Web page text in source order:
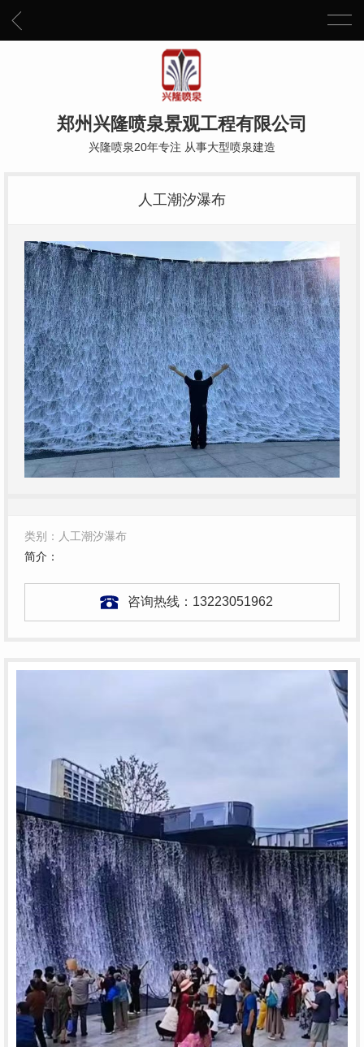
郑州兴隆喷泉景观工程有限公司
兴隆喷泉20年专注 从事大型喷泉建造
人工潮汐瀑布
类别：人工潮汐瀑布
简介：
咨询热线： 13223051962